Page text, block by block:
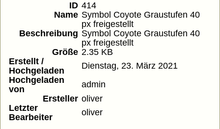
ID 414
Name Symbol Coyote Graustufen 40
px freigestellt
Beschreibung Symbol Coyote Graustufen 40
px freigestellt
Größe 2.35 KB
Erstellt /
Hochgeladen
Dienstag, 23. März 2021
Hochgeladen
von
admin
Ersteller oliver
Letzter
Bearbeiter
oliver